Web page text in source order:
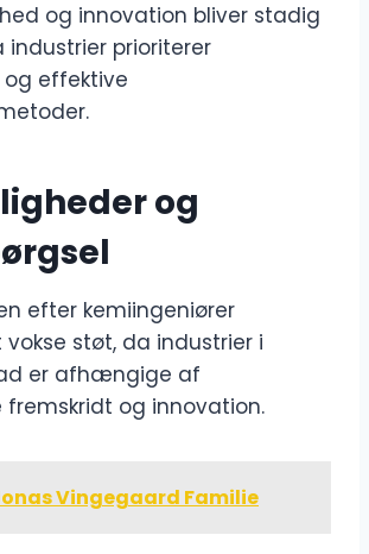
og innovation bliver stadig
industrier prioriterer
effektive
og
efter kemiingeniører
støt, da industrier i
er afhængige af
fremskridt og innovation.
Vingegaard Familie